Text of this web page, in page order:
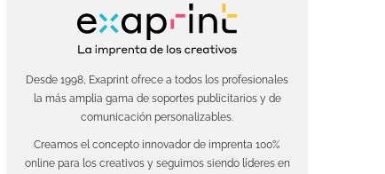
Desde 1998, Exaprint ofrece a todos los profesionales
la más amplia gama de soportes publicitarios y de
comunicación personalizables.
Creamos el concepto innovador de imprenta 100%
online para los creativos y seguimos siendo líderes en